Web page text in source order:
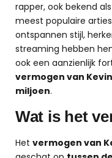
rapper, ook bekend als
meest populaire
ontspannen stijl,
streaming hebben
ook een aanzienlijk
vermogen van
miljoen.
Wat is het
Het vermogen van